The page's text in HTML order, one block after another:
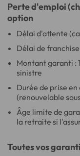
Perte d'emploi
option
Délai d'attente
Délai de
Montant garanti :
sinistre
Durée de prise en
(renouvelable
Âge limite de
la retraite si
Toutes vos